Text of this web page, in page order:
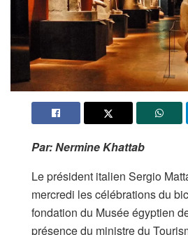
Par: Nermine Khattab
Le président italien Sergio
mercredi les célébrations du
fondation du Musée égyptien
présence du ministre du